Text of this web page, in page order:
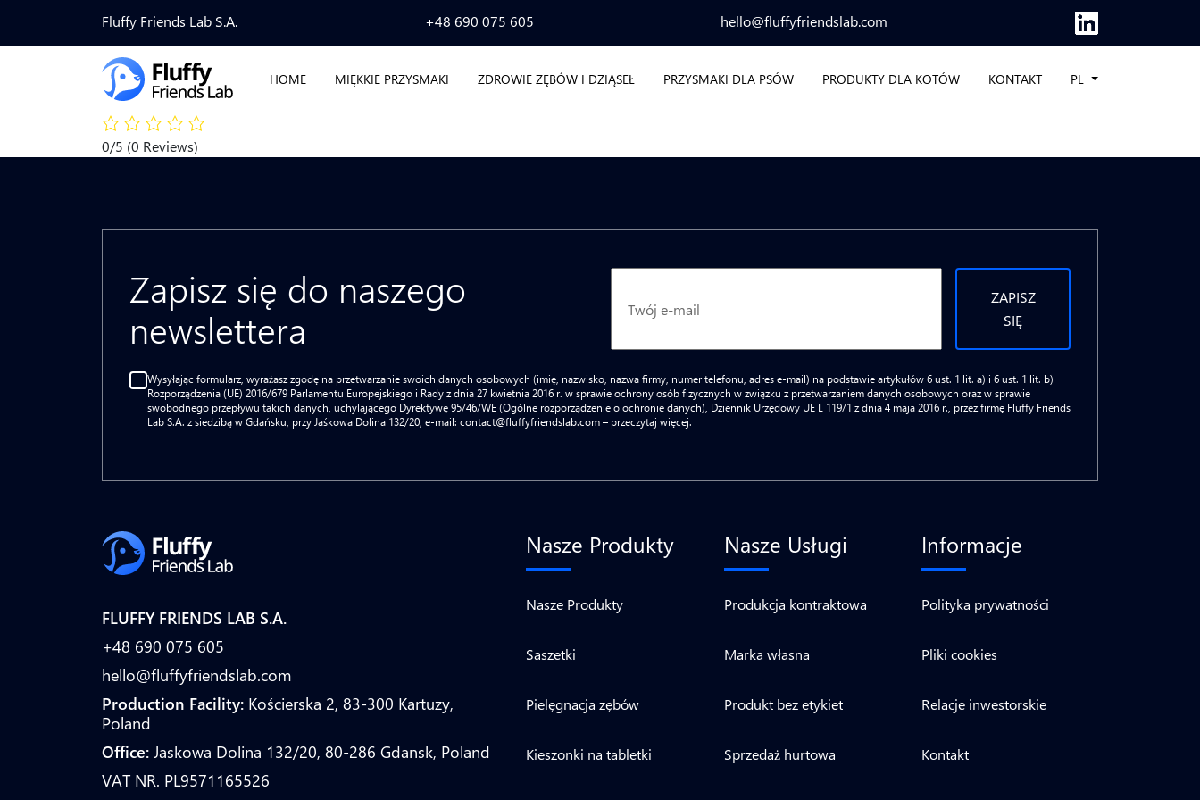
Fluffy Friends Lab S.A. +48 690 075 605 hello@fluffyfriendslab.com
HOME MIĘKKIE PRZYSMAKI ZDROWIE ZĘBÓW I DZIĄSEŁ PRZYSMAKI DLA PSÓW PRODUKTY DLA KOTÓW KONTAKT PL
0/5 (0 Reviews)
Zapisz się do naszego
newslettera
ZAPISZ
SIĘ
Wysyłając formularz, wyrażasz zgodę na przetwarzanie swoich danych osobowych (imię, nazwisko, nazwa firmy, numer telefonu, adres e-mail) na podstawie artykułów 6 ust. 1 lit. a) i 6 ust. 1 lit. b)
Rozporządzenia (UE) 2016/679 Parlamentu Europejskiego i Rady z dnia 27 kwietnia 2016 r. w sprawie ochrony osób fizycznych w związku z przetwarzaniem danych osobowych oraz w sprawie
swobodnego przepływu takich danych, uchylającego Dyrektywę 95/46/WE (Ogólne rozporządzenie o ochronie danych), Dziennik Urzędowy UE L 119/1 z dnia 4 maja 2016 r., przez firmę Fluffy Friends
Lab S.A. z siedzibą w Gdańsku, przy Jaśkowa Dolina 132/20, e-mail: contact@fluffyfriendslab.com – przeczytaj więcej.
FLUFFY FRIENDS LAB S.A.
+48 690 075 605
hello@fluffyfriendslab.com
Production Facility: Kościerska 2, 83-300 Kartuzy,
Poland
Office: Jaskowa Dolina 132/20, 80-286 Gdansk, Poland
VAT NR. PL9571165526
Nasze Produkty
Nasze Produkty
Saszetki
Pielęgnacja zębów
Kieszonki na tabletki
Nasze Usługi
Produkcja kontraktowa
Marka własna
Produkt bez etykiet
Sprzedaż hurtowa
Informacje
Polityka prywatności
Pliki cookies
Relacje inwestorskie
Kontakt